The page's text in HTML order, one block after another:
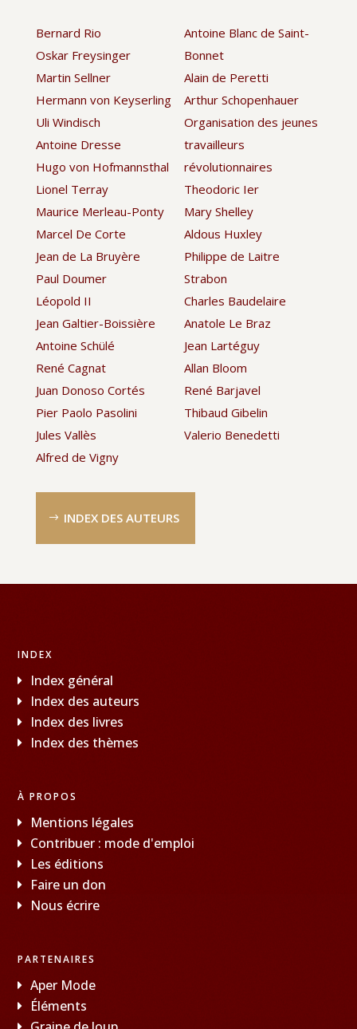
Bernard Rio
Oskar Freysinger
Martin Sellner
Hermann von Keyserling
Uli Windisch
Antoine Dresse
Hugo von Hofmannsthal
Lionel Terray
Maurice Merleau-Ponty
Marcel De Corte
Jean de La Bruyère
Paul Doumer
Léopold II
Jean Galtier-Boissière
Antoine Schülé
René Cagnat
Juan Donoso Cortés
Pier Paolo Pasolini
Jules Vallès
Alfred de Vigny
Antoine Blanc de Saint-
Bonnet
Alain de Peretti
Arthur Schopenhauer
Organisation des jeunes
travailleurs
révolutionnaires
Theodoric Ier
Mary Shelley
Aldous Huxley
Philippe de Laitre
Strabon
Charles Baudelaire
Anatole Le Braz
Jean Lartéguy
Allan Bloom
René Barjavel
Thibaud Gibelin
Valerio Benedetti
INDEX DES AUTEURS
INDEX
Index général
Index des auteurs
Index des livres
Index des thèmes
À PROPOS
Mentions légales
Contribuer : mode d'emploi
Les éditions
Faire un don
Nous écrire
PARTENAIRES
Aper Mode
Éléments